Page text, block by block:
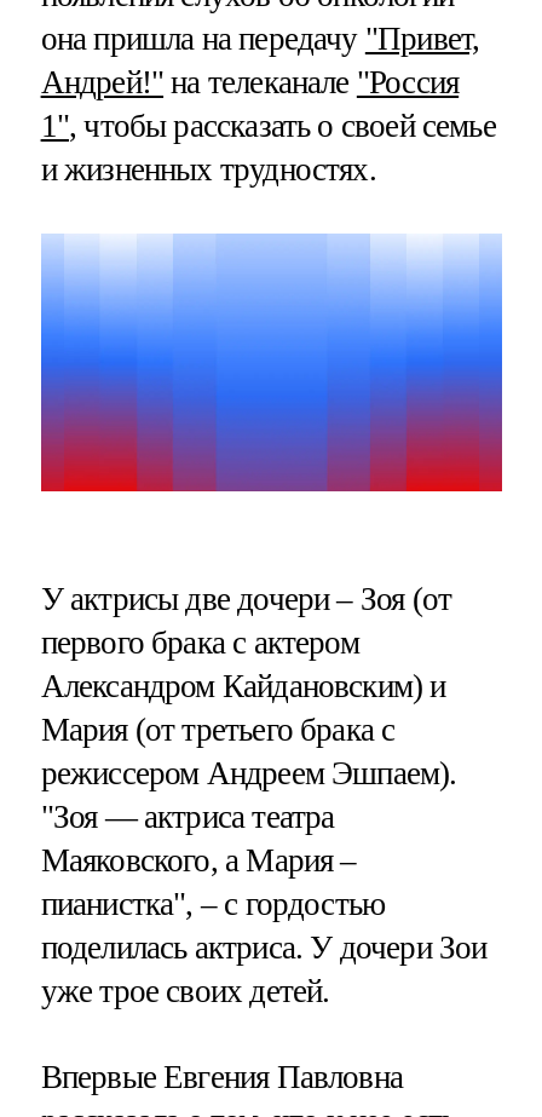
она пришла на передачу "Привет,
Андрей!" на телеканале "Россия
1", чтобы рассказать о своей семье
и жизненных трудностях.
У актрисы две дочери – Зоя (от
первого брака с актером
Александром Кайдановским) и
Мария (от третьего брака с
режиссером Андреем Эшпаем).
"Зоя — актриса театра
Маяковского, а Мария –
пианистка", – с гордостью
поделилась актриса. У дочери Зои
уже трое своих детей.
Впервые Евгения Павловна